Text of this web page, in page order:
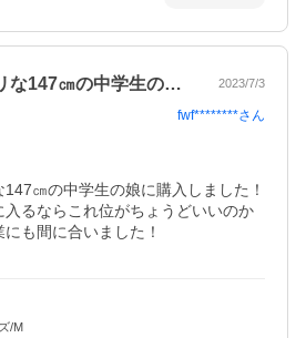
な147㎝の中学生の… 2023/7/3
fwf********さん
㎝の中学生の娘に購入しました！
るならこれ位がちょうどいいのか
も間に合いました！
/M